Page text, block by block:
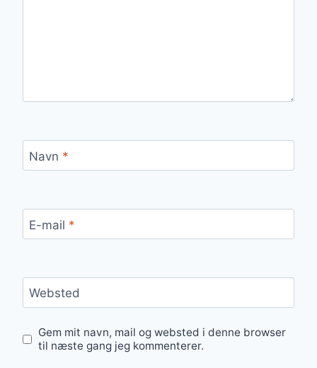
Navn *
E-mail *
Websted
Gem mit navn, mail og websted i denne browser
til næste gang jeg kommenterer.